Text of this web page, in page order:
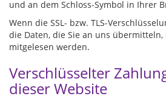
und an dem Schloss-Symbol in Ihrer
Wenn die SSL- bzw. TLS-
die Daten, die Sie an uns
mitgelesen werden.
Verschlüsselter
dieser Website